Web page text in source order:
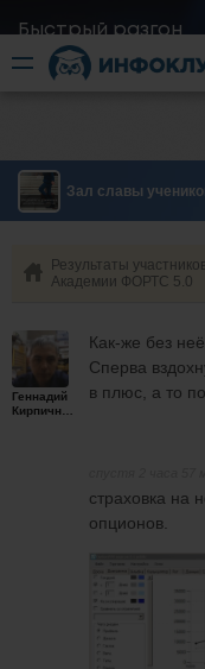
Быстрый разгон
​в короткие сроки
Зал славы
Результаты
Академии ФОРТС 5.0
Геннадий
Как-же без неё.
Сперва
в плюс, а то
страховка на
опционов.